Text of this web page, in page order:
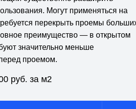
Могут применяться на
перекрыть проемы
преимущество — в открытом
значительно меньше
проемом.
руб. за м2